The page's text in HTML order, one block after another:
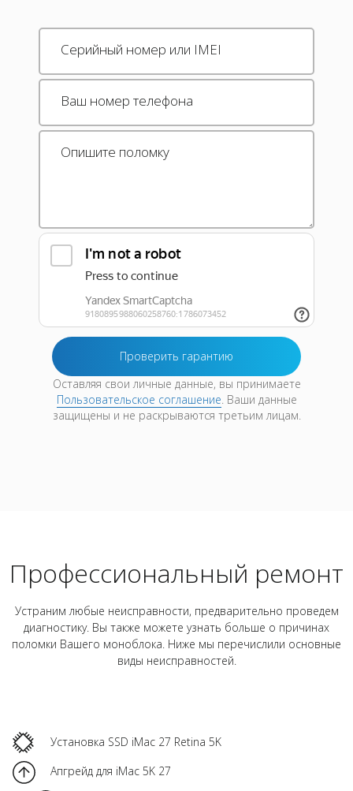
Оставляя свои личные данные, вы принимаете
Пользовательское соглашение . Ваши данные
защищены и не раскрываются третьим лицам.
Профессиональный ремонт
Устраним любые неисправности, предварительно проведем
диагностику. Вы также можете узнать больше о причинах
поломки Вашего моноблока. Ниже мы перечислили основные
виды неисправностей.
Установка SSD iMac 27 Retina 5K
Апгрейд для iMac 5K 27